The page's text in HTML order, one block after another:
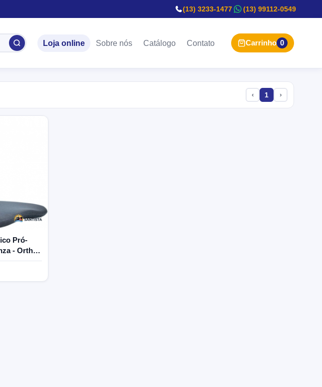
(13) 3233-1477 (13) 99112-0549
Loja online Sobre nós Catálogo Contato Carrinho 0
‹ 1 ›
Pró-
- Ortho